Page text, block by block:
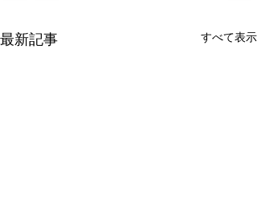
最新記事 すべて表示